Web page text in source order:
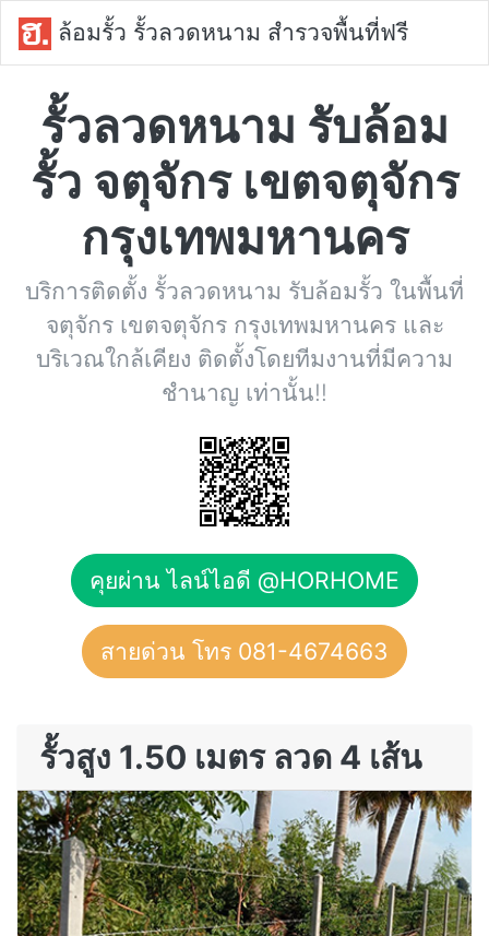
ล้อมรั้ว รั้วลวดหนาม สำรวจพื้นที่ฟรี
รั้วลวดหนาม รับล้อม
รั้ว จตุจักร เขตจตุจักร
กรุงเทพมหานคร
บริการติดตั้ง รั้วลวดหนาม รับล้อมรั้ว ในพื้นที่
จตุจักร เขตจตุจักร กรุงเทพมหานคร และ
บริเวณใกล้เคียง ติดตั้งโดยทีมงานที่มีความ
ชำนาญ เท่านั้น!!
คุยผ่าน ไลน์ไอดี @HORHOME
สายด่วน โทร 081-4674663
รั้วสูง 1.50 เมตร ลวด 4 เส้น